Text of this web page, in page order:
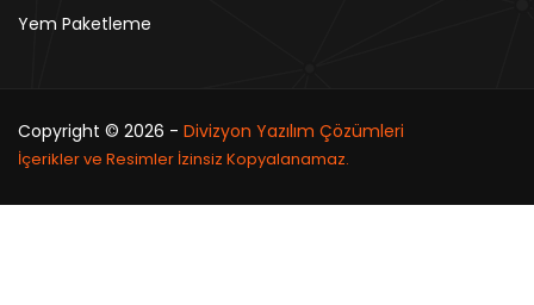
Yem Paketleme
Copyright © 2026 - Divizyon Yazılım Çözümleri
İçerikler ve Resimler İzinsiz Kopyalanamaz.